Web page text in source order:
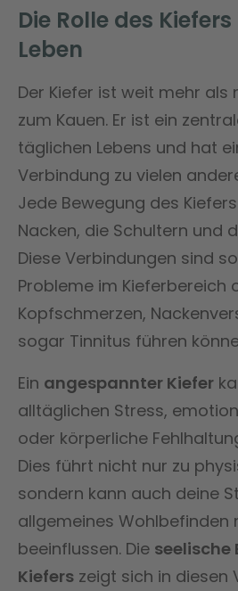
Die Rolle des
Leben
Der Kiefer ist weit mehr als
zum Kauen. Er ist ein
täglichen Lebens und hat
Verbindung zu vielen
Jede Bewegung des
Nacken, die Schultern und
Diese Verbindungen sind
Probleme im Kieferbereich
Kopfschmerzen,
sogar Tinnitus führen
Ein angespannter Kiefer
alltäglichen Stress,
oder körperliche
Dies führt nicht nur zu
sondern kann auch deine
allgemeines Wohlbefinden
beeinflussen. Die seelische
Kiefers zeigt sich in diesen